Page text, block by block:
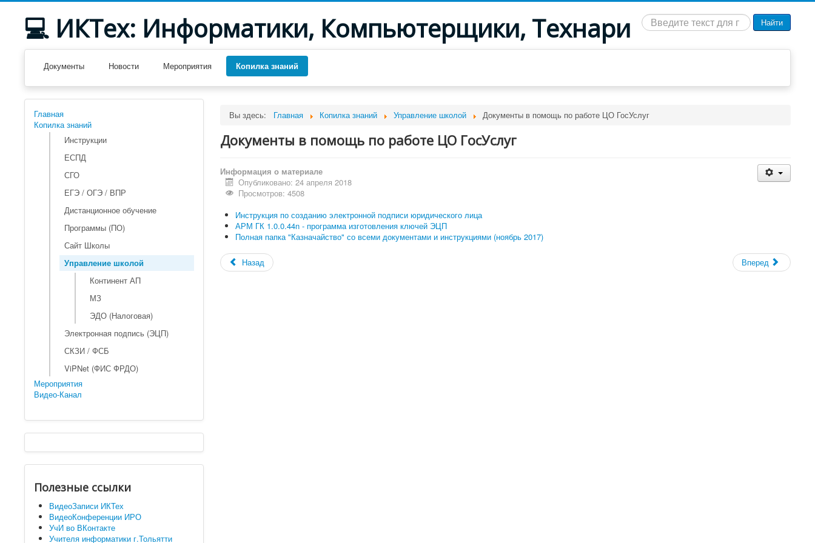
💻 ИКТех: Информатики, Компьютерщики, Технари Искать... Найти
Документы Новости Мероприятия Копилка знаний
Главная
Копилка знаний
Инструкции
ЕСПД
СГО
ЕГЭ / ОГЭ / ВПР
Дистанционное обучение
Программы (ПО)
Сайт Школы
Управление школой
Континент АП
МЗ
ЭДО (Налоговая)
Электронная подпись (ЭЦП)
СКЗИ / ФСБ
ViPNet (ФИС ФРДО)
Мероприятия
Видео-Канал
Полезные ссылки
ВидеоЗаписи ИКТех
ВидеоКонференции ИРО
УчИ во ВКонтакте
Учителя информатики г.Тольятти
Вы здесь: Главная Копилка знаний Управление школой Документы в помощь по работе ЦО ГосУслуг
Документы в помощь по работе ЦО ГосУслуг
Информация о материале
Опубликовано: 24 апреля 2018
Просмотров: 4508
Инструкция по созданию электронной подписи юридического лица
АРМ ГК 1.0.0.44n - программа изготовления ключей ЭЦП
Полная папка "Казначайство" со всеми документами и инструкциями (ноябрь 2017)
Назад Вперед